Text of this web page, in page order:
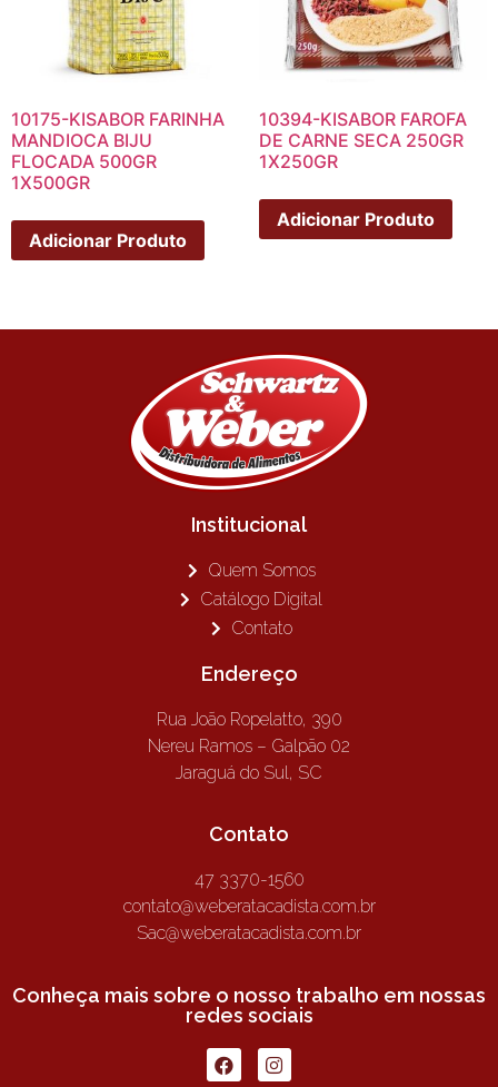
10175-KISABOR FARINHA
MANDIOCA BIJU
FLOCADA 500GR
1X500GR
Adicionar Produto
10394-KISABOR FAROFA
DE CARNE SECA 250GR
1X250GR
Adicionar Produto
Institucional
Quem Somos
Catálogo Digital
Contato
Endereço
Rua João Ropelatto, 390
Nereu Ramos – Galpão 02
Jaraguá do Sul, SC
Contato
47 3370-1560
contato@weberatacadista.com.br
Sac@weberatacadista.com.br
Conheça mais sobre o nosso trabalho em nossas
redes sociais